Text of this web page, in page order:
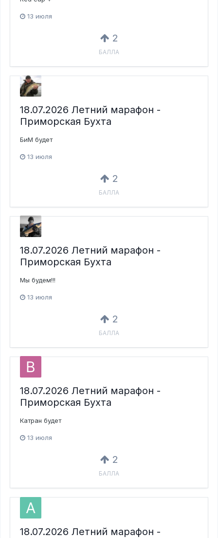
13 июля
2
БАЛЛА
18.07.2026 Летний марафон -
Приморская Бухта
БиМ будет
13 июля
2
БАЛЛА
18.07.2026 Летний марафон -
Приморская Бухта
Мы будем!!!
13 июля
2
БАЛЛА
18.07.2026 Летний марафон -
Приморская Бухта
Катран будет
13 июля
2
БАЛЛА
18.07.2026 Летний марафон -